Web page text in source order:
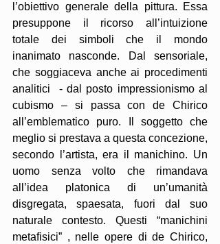
l’obiettivo generale della pittura. Essa
presuppone il ricorso all’intuizione
totale dei simboli che il mondo
inanimato nasconde. Dal sensoriale,
che soggiaceva anche ai procedimenti
analitici  - dal posto impressionismo al
cubismo – si passa con de Chirico
all’emblematico puro. Il soggetto che
meglio si prestava a questa concezione,
secondo l’artista, era il manichino. Un
uomo senza volto che rimandava
all’idea platonica di un’umanità
disgregata, spaesata, fuori dal suo
naturale contesto. Questi “manichini
metafisici” , nelle opere di de Chirico,